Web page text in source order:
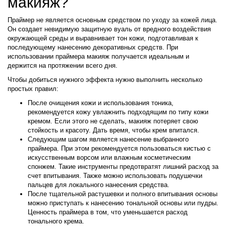
Праймер не является основным средством по уходу за кожей лица.
Он создает невидимую защитную вуаль от вредного воздействия
окружающей среды и выравнивает тон кожи, подготавливая к
последующему нанесению декоративных средств. При
использовании праймера макияж получается идеальным и
держится на протяжении всего дня.
Чтобы добиться нужного эффекта нужно выполнить несколько
простых правил:
После очищения кожи и использования тоника,
рекомендуется кожу увлажнить подходящим по типу кожи
кремом. Если этого не сделать, макияж потеряет свою
стойкость и красоту. Дать время, чтобы крем впитался.
Следующим шагом является нанесение выбранного
праймера. При этом рекомендуется пользоваться кистью с
искусственным ворсом или влажным косметическим
спонжем. Такие инструменты предотвратят лишний расход за
счет впитывания. Также можно использовать подушечки
пальцев для локального нанесения средства.
После тщательной растушевки и полного впитывания основы
можно приступать к нанесению тональной основы или пудры.
Ценность праймера в том, что уменьшается расход
тонального крема.